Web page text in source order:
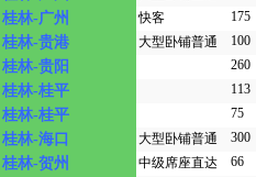
桂林-广州 快客 175
桂林-贵港 大型卧铺普通 100
桂林-贵阳 260
桂林-桂平 113
桂林-桂平 75
桂林-海口 大型卧铺普通 300
桂林-贺州 中级席座直达 66